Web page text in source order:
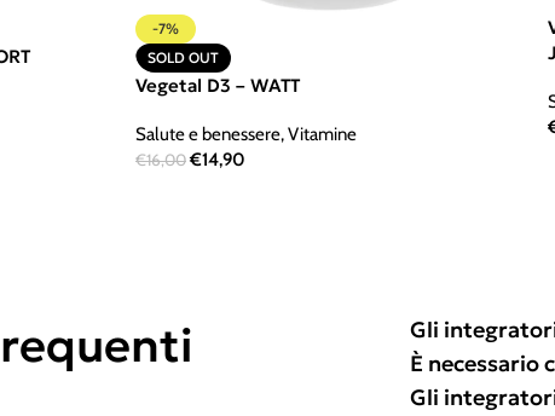
-7%
SOLD OUT
Vegetal D3 – WATT
Salute e benessere,Vitamine
€16,00€14,90
Gli
È necessario
Gli